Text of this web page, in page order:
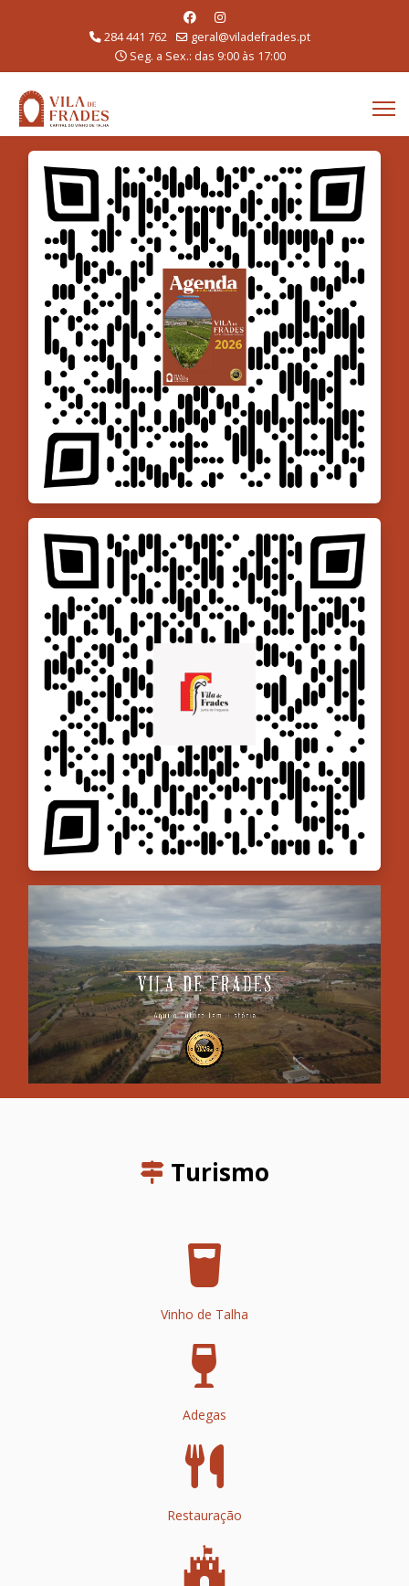
284 441 762
geral@viladefrades.pt
Seg. a Sex.: das 9:00 às 17:00
Turismo
Vinho de Talha
Adegas
Restauração